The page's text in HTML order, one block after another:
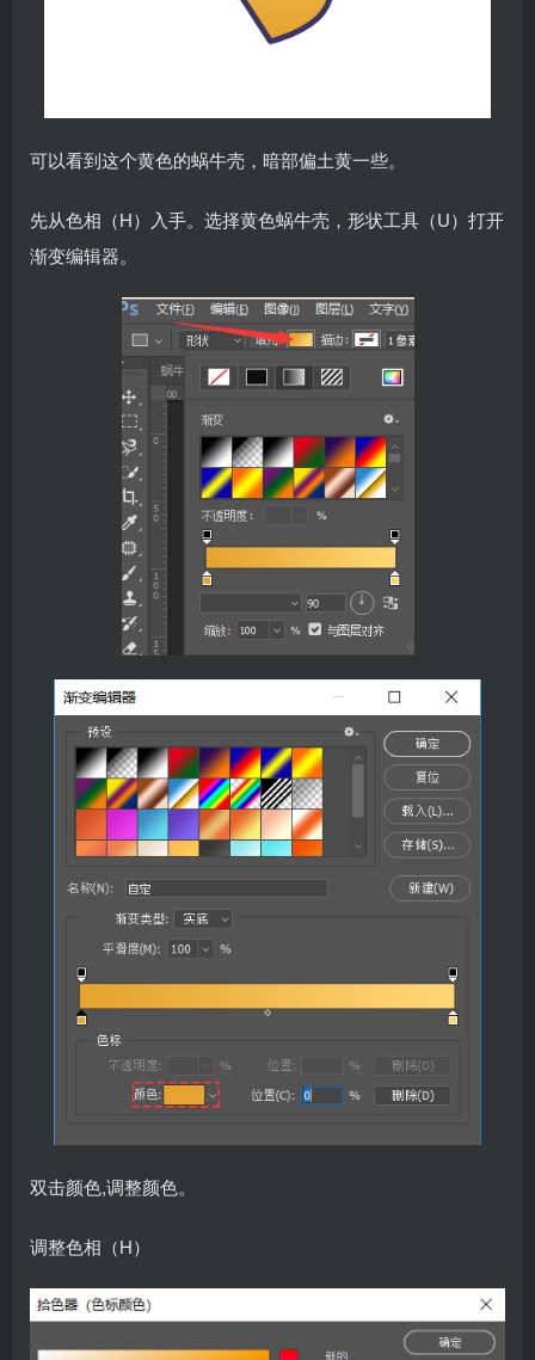
可以看到这个黄色的蜗牛壳，暗部偏土黄一些。
先从色相（H）入手。选择黄色蜗牛壳，形状工具（U）打开
渐变编辑器。
双击颜色,调整颜色。
调整色相（H）